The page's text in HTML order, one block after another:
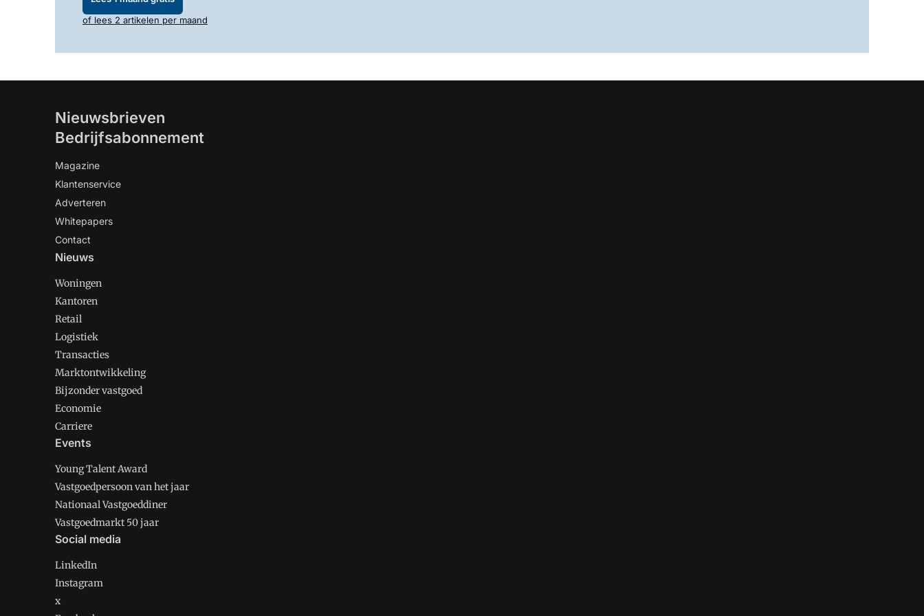
of lees 2 artikelen per maand
Nieuwsbrieven
Bedrijfsabonnement
Magazine
Klantenservice
Adverteren
Whitepapers
Contact
Nieuws
Woningen
Kantoren
Retail
Logistiek
Transacties
Marktontwikkeling
Bijzonder vastgoed
Economie
Carriere
Events
Young Talent Award
Vastgoedpersoon van het jaar
Nationaal Vastgoeddiner
Vastgoedmarkt 50 jaar
Social media
LinkedIn
Instagram
x